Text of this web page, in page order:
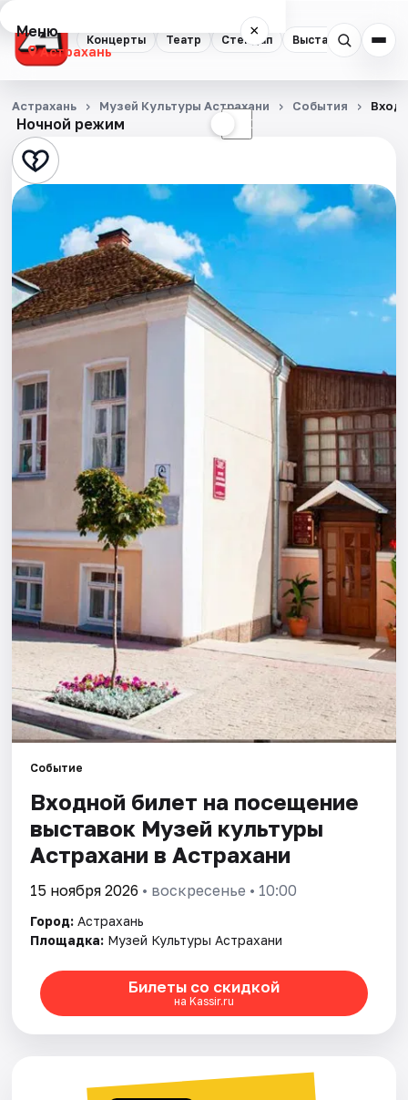
Концерты Театр Стендап Выставки
Меню ×
Астрахань
Концерты
Театр
Стендап
Выставки
Квесты
Экскурсии
Спорт
События
Города
Площадки
Артисты
Рейтинги
Ночной режим ☾
Астрахань Музей Культуры Астрахани События
Событие
Входной билет на посещение
выставок Музей культуры
Астрахани в Астрахани
15 ноября 2026 • воскресенье • 10:00
Город: Астрахань
Площадка: Музей Культуры Астрахани
Билеты со скидкой
на Kassir.ru